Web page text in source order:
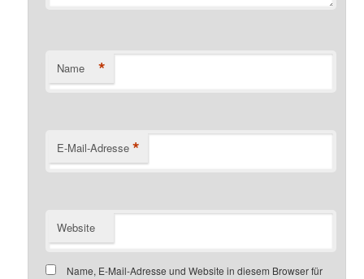
Name *
E-Mail-Adresse *
Website
Name, E-Mail-Adresse und Website in diesem Browser für